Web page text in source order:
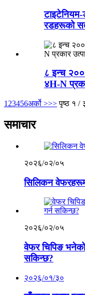
रडहरूको
८ इन्च २००
४H-N
1 23456अर्को >>> पृष्ठ १ /
समाचार
२०२६/०२/०५
सिलिकन
२०२६/०२/०५
वेफर चिपिङ
सकिन्छ?
२०२६/०१/३०